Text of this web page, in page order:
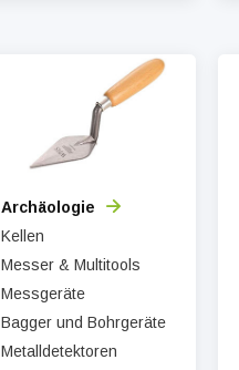
Archäologie
Kellen
Messer & Multitools
Messgeräte
Bagger und Bohrgeräte
Metalldetektoren